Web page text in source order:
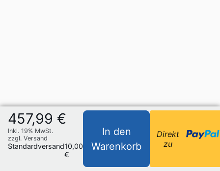
457,99 €
Inkl. 19% MwSt.
zzgl. Versand
Standardversand10,00
€
In den
Warenkorb
Direkt
zu